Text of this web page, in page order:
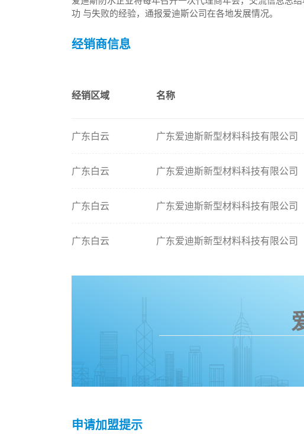
功 与失败的经验，通报爱迪斯公司在各地发展情况。
经销商信息
经销区域 名称
广东白云 广东爱迪斯新型材料科技有限公司
广东白云 广东爱迪斯新型材料科技有限公司
广东白云 广东爱迪斯新型材料科技有限公司
广东白云 广东爱迪斯新型材料科技有限公司
申请加盟提示